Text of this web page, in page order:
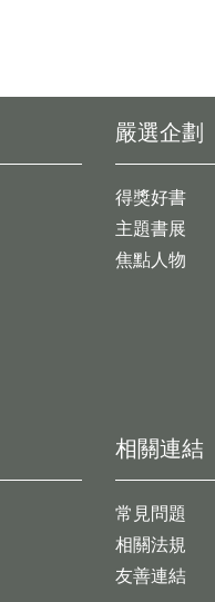
嚴選企劃
得獎好書
主題書展
焦點人物
相關連結
常見問題
相關法規
友善連結